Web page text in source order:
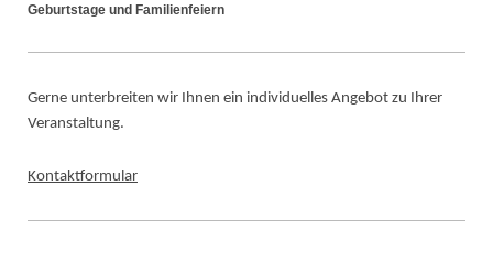
Geburtstage und Familienfeiern
Gerne unterbreiten wir Ihnen ein individuelles Angebot zu Ihrer
Veranstaltung.
Kontaktformular